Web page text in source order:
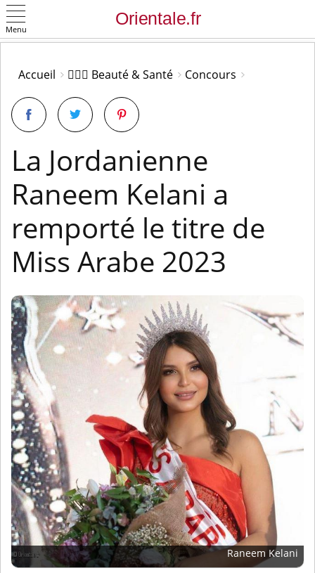
Menu
Accueil 👩🏻‍⚕️ Beauté & Santé Concours
La Jordanienne
Raneem Kelani a
remporté le titre de
Miss Arabe 2023
Raneem Kelani